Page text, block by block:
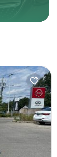
à vos
vidéo